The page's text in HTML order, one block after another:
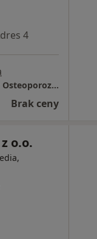
4
NZOZ Jeleniogórskie Centrum Leczenia Osteoporozy i Rehabilitacji Narządu Ruchu "OSTEOCYT"
Brak ceny
o.o.